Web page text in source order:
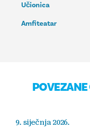
Učionica
Amfiteatar
9. siječnja 2026.